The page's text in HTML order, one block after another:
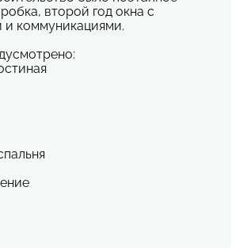
второй год окна с
и коммуникациями.